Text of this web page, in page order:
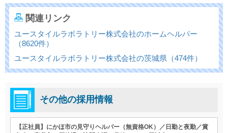
関連リンク
ユースタイルラボラトリー株式会社のホームヘルパー
（8620件）
ユースタイルラボラトリー株式会社の茨城県（474件）
その他の採用情報
【正社員】にかほ市の見守りヘルパー（無資格OK）／日勤と夜勤／賞